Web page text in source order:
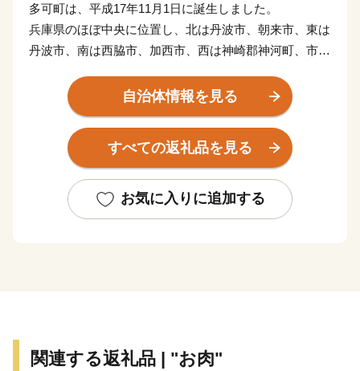
多可町は、平成17年11月1日に誕生しました。
兵庫県のほぼ中央に位置し、北は丹波市、朝来市、東は
丹波市、南は西脇市、加西市、西は神崎郡神河町、市川
東西13km、南北27km、総面積185.19km2を有し、直線
距離で神戸まで約45km、大阪まで約70kmの距離にあり
地勢的には、周囲を中国山地の山々に囲まれ、杉原川、
舞う幻想的な風景が楽しめる多自然居住の魅力あふれる
町です。
も記載されており、その風土記に登場する大人（おおひ
自治体情報を見る
すべての返礼品を見る
お気に入りに追加する
関連する返礼品 | "お肉"